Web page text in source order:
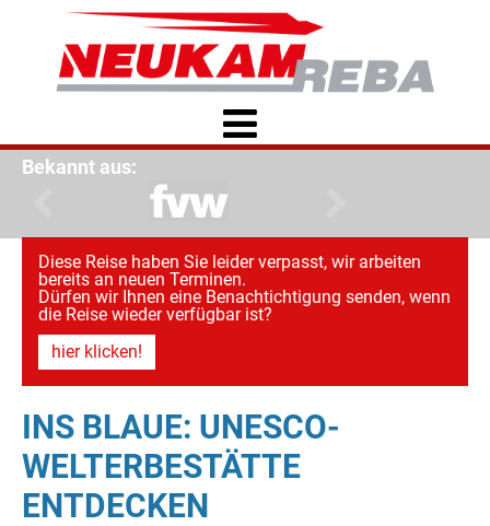
Bekannt aus:
Diese Reise haben Sie leider verpasst, wir arbeiten
bereits an neuen Terminen.
Dürfen wir Ihnen eine Benachtichtigung senden, wenn
die Reise wieder verfügbar ist?
hier klicken!
INS BLAUE: UNESCO-
WELTERBESTÄTTE
ENTDECKEN